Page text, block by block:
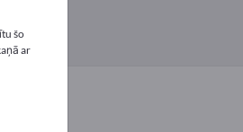
šo
ar